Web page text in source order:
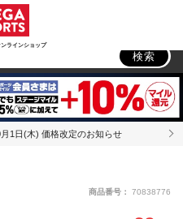
ンラインショップ
検索
1日(木) 価格改定のお知らせ
商品番号： 70838776